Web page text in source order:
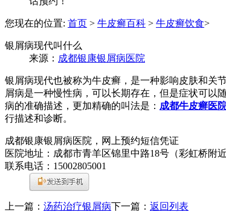
您现在的位置: 首页 > 牛皮癣百科 > 牛皮癣饮食>
银屑病现代叫什么
来源： 成都银康银屑病医院
银屑病现代也被称为牛皮癣，是一种影响皮肤和关
屑病是一种慢性病，可以长期存在，但是症状可以
病的准确描述，更加精确的叫法是： 成都牛皮癣医
行描述和诊断。
成都银康银屑病医院，网上预约短信凭证
医院地址：成都市青羊区锦里中路18号（彩虹桥附
联系电话：15002805001
上一篇： 汤药治疗银屑病下一篇： 返回列表